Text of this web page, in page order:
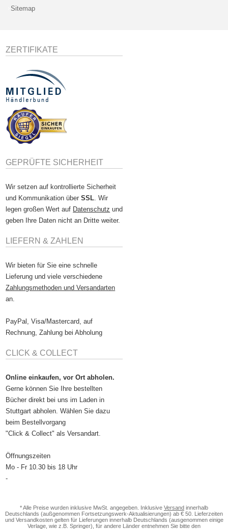
Sitemap
ZERTIFIKATE
GEPRÜFTE SICHERHEIT
Wir setzen auf kontrollierte Sicherheit
und Kommunikation überSSL. Wir
legen großen Wert auf Datenschutz und
geben Ihre Daten nicht an Dritte weiter.
LIEFERN & ZAHLEN
Wir bieten für Sie eine schnelle
Lieferung und viele verschiedene
Zahlungsmethoden und Versandarten
an.
PayPal, Visa/Mastercard, auf
Rechnung, Zahlung bei Abholung
CLICK & COLLECT
Online einkaufen, vor Ort abholen.
Gerne können Sie Ihre bestellten
Bücher direkt bei uns im Laden in
Stuttgart abholen. Wählen Sie dazu
beim Bestellvorgang
"Click & Collect" als Versandart.
Öffnungszeiten
Mo - Fr 10.30 bis 18 Uhr
-
* Alle Preise wurden inklusive MwSt. angegeben. Inklusive Versand innerhalb
Deutschlands (außgenommen Fortsetzungswerk-Aktualisierungen) ab € 50. Lieferzeiten
und Versandkosten gelten für Lieferungen innerhalb Deutschlands (ausgenommen einige
Verlage, wie z.B. Springer), für andere Länder entnehmen Sie bitte den